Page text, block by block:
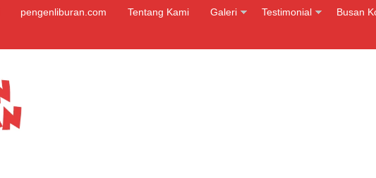
pengenliburan.com Tentang Kami Galeri Testimonial Busan